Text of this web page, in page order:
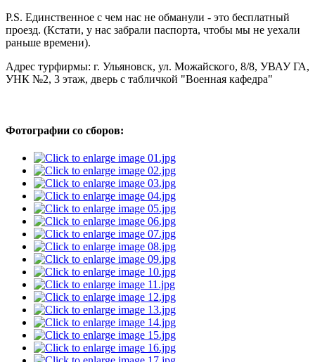
P.S. Единственное с чем нас не обманули - это бесплатный
проезд. (Кстати, у нас забрали паспорта, чтобы мы не уехали
раньше времени).
Адрес турфирмы: г. Ульяновск, ул. Можайского, 8/8, УВАУ ГА,
УНК №2, 3 этаж, дверь с табличкой "Военная кафедра"
Фотографии со сборов: